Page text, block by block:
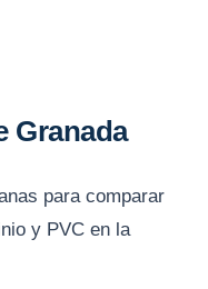
Granada
para comparar
y PVC en la